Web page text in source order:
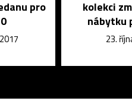
pro
kolekci
nábytku
23.